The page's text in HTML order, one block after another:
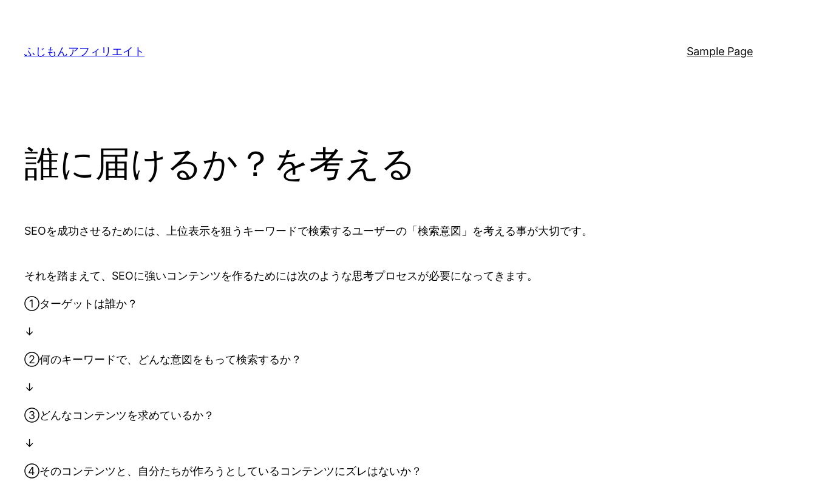
ふじもんアフィリエイト Sample Page
誰に届けるか？を考える
SEOを成功させるためには、上位表示を狙うキーワードで検索するユーザーの「検索意図」を考える事が大切です。
それを踏まえて、SEOに強いコンテンツを作るためには次のような思考プロセスが必要になってきます。
①ターゲットは誰か？
↓
②何のキーワードで、どんな意図をもって検索するか？
↓
③どんなコンテンツを求めているか？
↓
④そのコンテンツと、自分たちが作ろうとしているコンテンツにズレはないか？